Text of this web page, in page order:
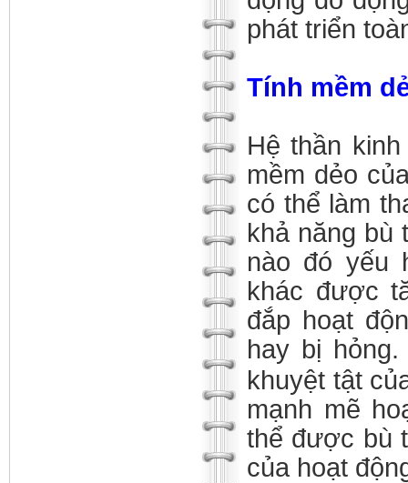
phát triển
Tính mềm
Hệ thần
mềm dẻo
có thể làm
khả năng bù
nào đó yếu
khác được
đắp hoạt
hay bị
khuyệt tật
mạnh mẽ
thể được bù
của hoạt